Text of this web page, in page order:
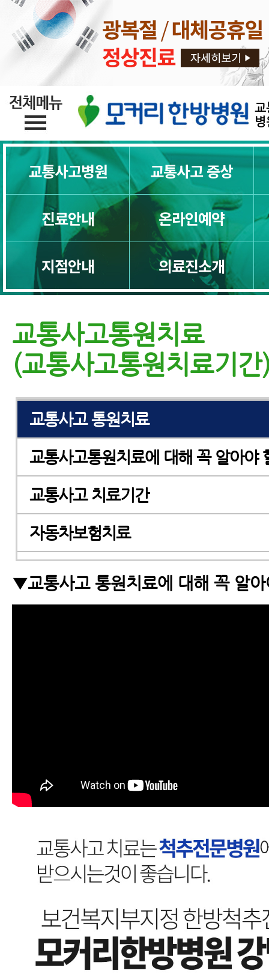
교
교통사고병원 교통사고 증상
진료안내 온라인예약
지점안내 의료진소개
교통사고통원치료
(교통사고통원치료기
교통사고 한방치료 (교통사고치료)
교통사고 입원치료
교통사고 입원기간
한방병원입원, 교통사고 치료
교통사고 통원치료
교통사고통원치료에 대해 꼭 알아야
교통사고 치료기간
자동차보험치료
교통사고 MRI
교통사고MRI, X-ray 등 교통사고 검
▼교통사고 통원치료에 대해 꼭 알